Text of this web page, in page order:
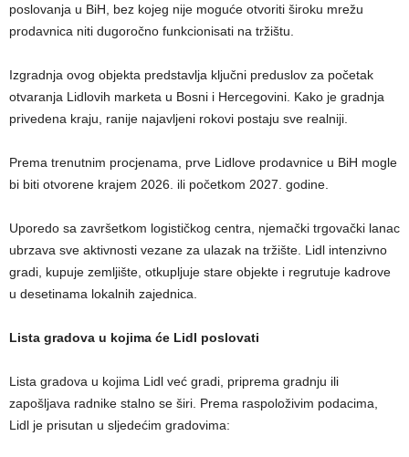
poslovanja u BiH, bez kojeg nije moguće otvoriti široku mrežu
prodavnica niti dugoročno funkcionisati na tržištu.
Izgradnja ovog objekta predstavlja ključni preduslov za početak
otvaranja Lidlovih marketa u Bosni i Hercegovini. Kako je gradnja
privedena kraju, ranije najavljeni rokovi postaju sve realniji.
Prema trenutnim procjenama, prve Lidlove prodavnice u BiH mogle
bi biti otvorene krajem 2026. ili početkom 2027. godine.
Uporedo sa završetkom logističkog centra, njemački trgovački lanac
ubrzava sve aktivnosti vezane za ulazak na tržište. Lidl intenzivno
gradi, kupuje zemljište, otkupljuje stare objekte i regrutuje kadrove
u desetinama lokalnih zajednica.
Lista gradova u kojima će Lidl poslovati
Lista gradova u kojima Lidl već gradi, priprema gradnju ili
zapošljava radnike stalno se širi. Prema raspoloživim podacima,
Lidl je prisutan u sljedećim gradovima: